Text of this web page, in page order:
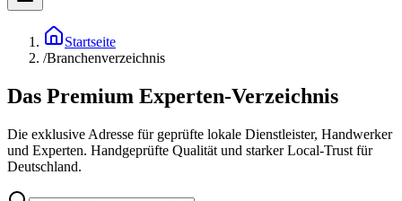
Startseite
/Branchenverzeichnis
Das Premium Experten-Verzeichnis
Die exklusive Adresse für geprüfte lokale Dienstleister, Handwerker
und Experten. Handgeprüfte Qualität und starker Local-Trust für
Deutschland.